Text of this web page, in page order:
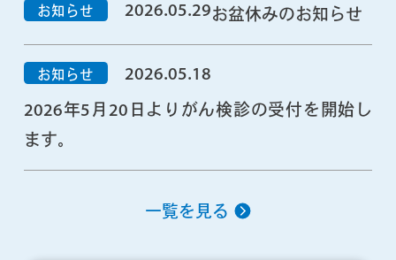
お知らせ 2026.05.29お盆休みのお知らせ
お知らせ 2026.05.18
2026年5月20日よりがん検診の受付を開始し
ます。
一覧を見る